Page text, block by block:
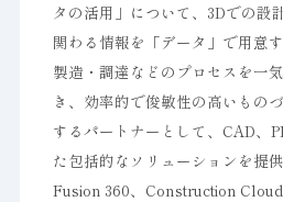
タの活用」について、3Dでの設
関わる情報を「データ」で用意
製造・調達などのプロセスを一
き、効率的で俊敏性の高いもの
するパートナーとして、CAD、
た包括的なソリューションを提供
Fusion 360、Construction